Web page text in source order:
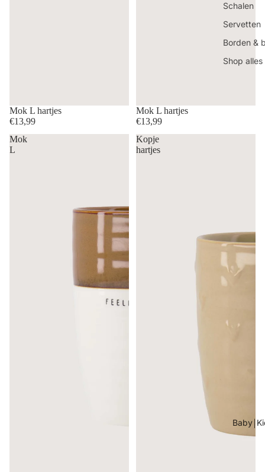
Schalen
Servetten
Borden &
Shop alles
Baby￨
Mok L hartjes
€13,99
Mok L hartjes
€13,99
Mok
L
Kopje
hartjes